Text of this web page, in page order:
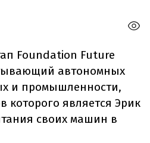
Foundation Future
автономных
и промышленности,
которого является Эрик
своих машин в